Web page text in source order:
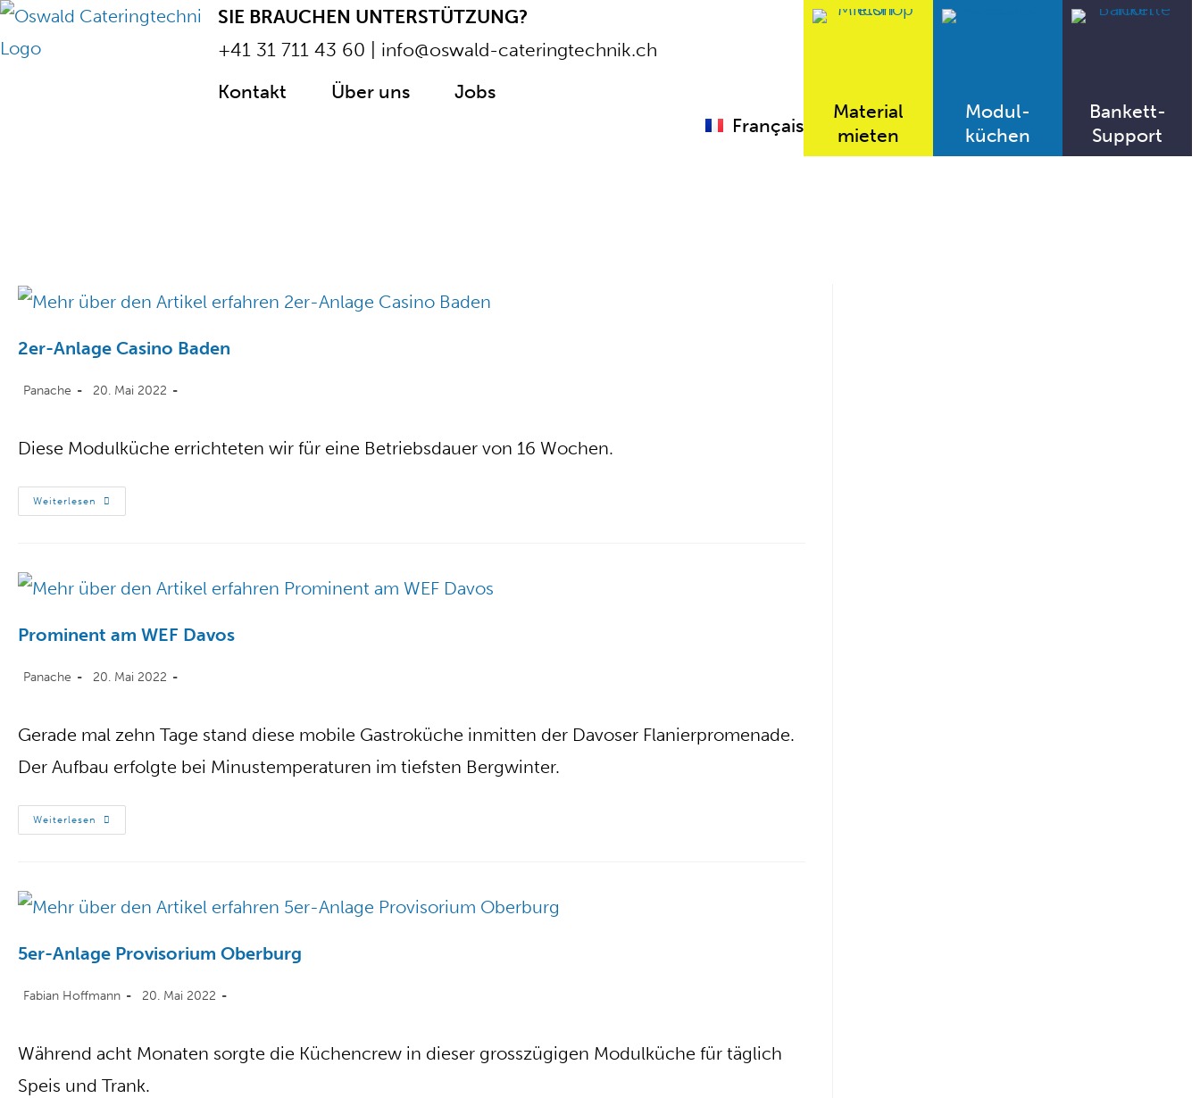
SIE BRAUCHEN UNTERSTÜTZUNG?
+41 31 711 43 60
info@oswald-cateringtechnik.ch
Kontakt
Über uns
Jobs
Français
Material
mieten
Modul-
küchen
Bankett-
Support
2er-Anlage Casino Baden
Panache 20. Mai 2022
Diese Modulküche errichteten wir für eine Betriebsdauer von 16 Wochen.
Weiterlesen
Prominent am WEF Davos
Panache 20. Mai 2022
Gerade mal zehn Tage stand diese mobile Gastroküche inmitten der Davoser Flanierpromenade.
Der Aufbau erfolgte bei Minustemperaturen im tiefsten Bergwinter.
Weiterlesen
5er-Anlage Provisorium Oberburg
Fabian Hoffmann 20. Mai 2022
Während acht Monaten sorgte die Küchencrew in dieser grosszügigen Modulküche für täglich
Speis und Trank.